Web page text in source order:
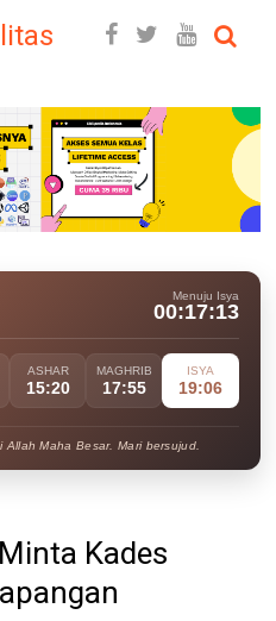
Menuju Isya
00:17:11
ASHAR
15:20
MAGHRIB
17:55
ISYA
19:06
Allah Maha Besar. Mari bersujud.
Kades